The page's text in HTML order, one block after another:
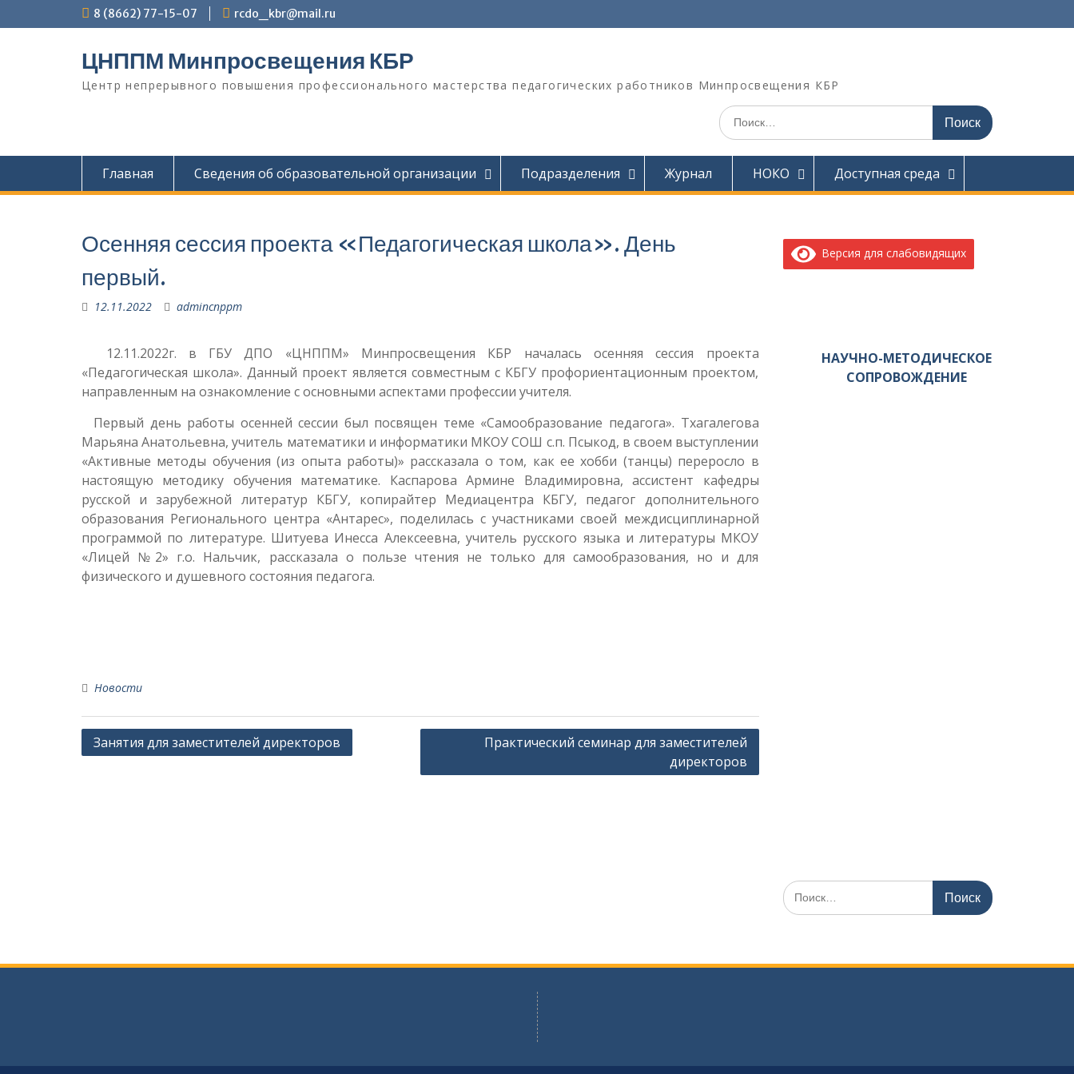
к
8 (8662) 77-15-07 rcdo_kbr@mail.ru
ЦНППМ Минпросвещения КБР
Центр непрерывного повышения профессионального мастерства педагогических работников Минпросвещения КБР
Искать:
Главная Сведения об образовательной организации Подразделения Журнал НОКО Доступная среда
Осенняя сессия проекта «Педагогическая школа». День
первый.
12.11.2022 admincnppm
12.11.2022г. в ГБУ ДПО «ЦНППМ» Минпросвещения КБР началась осенняя сессия проекта
«Педагогическая школа». Данный проект является совместным с КБГУ профориентационным проектом,
направленным на ознакомление с основными аспектами профессии учителя.
Первый день работы осенней сессии был посвящен теме «Самообразование педагога». Тхагалегова
Марьяна Анатольевна, учитель математики и информатики МКОУ СОШ с.п. Псыкод, в своем выступлении
«Активные методы обучения (из опыта работы)» рассказала о том, как ее хобби (танцы) переросло в
настоящую методику обучения математике. Каспарова Армине Владимировна, ассистент кафедры
русской и зарубежной литератур КБГУ, копирайтер Медиацентра КБГУ, педагог дополнительного
образования Регионального центра «Антарес», поделилась с участниками своей междисциплинарной
программой по литературе. Шитуева Инесса Алексеевна, учитель русского языка и литературы МКОУ
«Лицей №2» г.о. Нальчик, рассказала о пользе чтения не только для самообразования, но и для
физического и душевного состояния педагога.
Новости
Навигация
Занятия для заместителей директоров
Практический семинар для заместителей
директоров
Версия для слабовидящих
НАУЧНО-МЕТОДИЧЕСКОЕ
СОПРОВОЖДЕНИЕ
Искать: